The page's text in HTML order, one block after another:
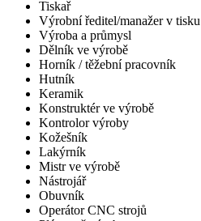
Tiskař
Výrobní ředitel/manažer v tisku
Výroba a průmysl
Dělník ve výrobě
Horník / těžební pracovník
Hutník
Keramik
Konstruktér ve výrobě
Kontrolor výroby
Kožešník
Lakýrník
Mistr ve výrobě
Nástrojář
Obuvník
Operátor CNC strojů